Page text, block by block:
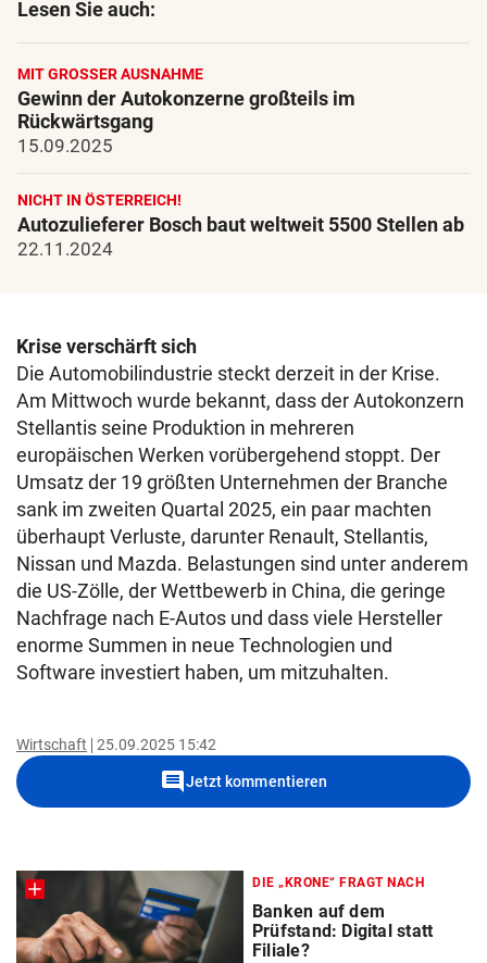
Lesen Sie auch:
MIT GROSSER AUSNAHME
Gewinn der Autokonzerne großteils im
Rückwärtsgang
15.09.2025
NICHT IN ÖSTERREICH!
Autozulieferer Bosch baut weltweit 5500 Stellen ab
22.11.2024
Krise verschärft sich
Die Automobilindustrie steckt derzeit in der Krise.
Am Mittwoch wurde bekannt, dass der Autokonzern
Stellantis seine Produktion in mehreren
europäischen Werken vorübergehend stoppt. Der
Umsatz der 19 größten Unternehmen der Branche
sank im zweiten Quartal 2025, ein paar machten
überhaupt Verluste, darunter Renault, Stellantis,
Nissan und Mazda. Belastungen sind unter anderem
die US-Zölle, der Wettbewerb in China, die geringe
Nachfrage nach E-Autos und dass viele Hersteller
enorme Summen in neue Technologien und
Software investiert haben, um mitzuhalten.
Wirtschaft 25.09.2025 15:42
commentJetzt kommentieren
DIE „KRONE“ FRAGT NACH
Banken auf dem
Prüfstand: Digital statt
Filiale?